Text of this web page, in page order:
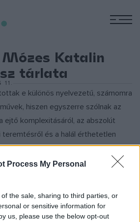
Process My Personal
the sale, sharing to third parties, or
or sensitive information for
us, please use the below opt-out
Katalin
tárlata
11.
e különös nyelvezetű, számomra
hiszen egyszerre szólnak az
ejtő komplexitásáról, az abszolút
teremtésről és a halál érthetetlen
Arról a rejtélyes
lényege: élet és halál
Mózes Katalin képei nem kínálnak
felületes válaszokat. Minden műve
a veszélyeztetettségről